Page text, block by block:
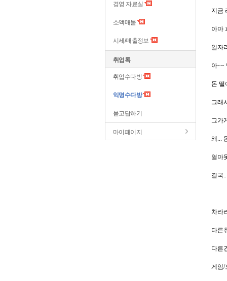
경영 자료실
소액매물
시세/매출정보
취업톡
취업수다방
익명수다방
묻고답하기
마이페이지
지금
아마
일자
아~~
돈 떨
그래
그가
왜...
얼마
결국
차라
다른
다른
게임/